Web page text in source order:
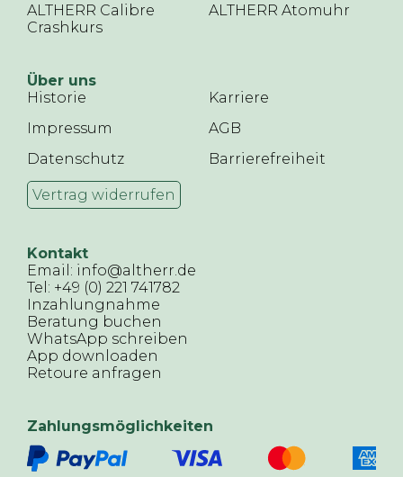
ALTHERR Calibre
Crashkurs
ALTHERR Atomuhr
Über uns
Historie
Karriere
Impressum
AGB
Datenschutz
Barrierefreiheit
Vertrag widerrufen
Kontakt
Email: info@altherr.de
Tel: +49 (0) 221 741782
Inzahlungnahme
Beratung buchen
WhatsApp schreiben
App downloaden
Retoure anfragen
Zahlungsmöglichkeiten